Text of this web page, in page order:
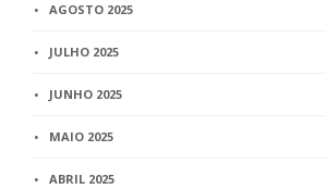
AGOSTO 2025
JULHO 2025
JUNHO 2025
MAIO 2025
ABRIL 2025